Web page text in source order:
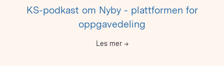
KS-podkast om Nyby - plattformen for
oppgavedeling
Les mer →